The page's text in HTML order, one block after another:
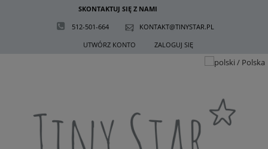
SKONTAKTUJ SIĘ Z NAMI
512-501-664
KONTAKT@TINYSTAR.PL
UTWÓRZ KONTO
ZALOGUJ SIĘ